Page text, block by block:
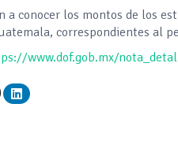
a conocer los montos de los
correspondientes al
www.dof.gob.mx/